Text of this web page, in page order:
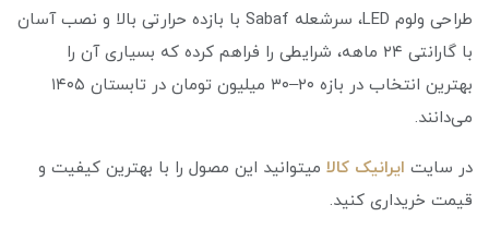
طراحی ولوم LED، سرشعله Sabaf با بازده حرارتی بالا و نصب آسان
با گارانتی ۲۴ ماهه، شرایطی را فراهم کرده که بسیاری آن را
بهترین انتخاب در بازه ۲۰–۳۰ میلیون تومان در تابستان ۱۴۰۵
می‌دانند.
در سایت ایرانیک کالا میتوانید این مصول را با بهترین کیفیت و
قیمت خریداری کنید.